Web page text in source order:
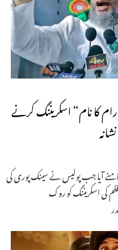
کا نام“ اسکریننگ کرنے
آیا جب پولیس نے سینک پوری کی
کی اسکریننگ کو روک